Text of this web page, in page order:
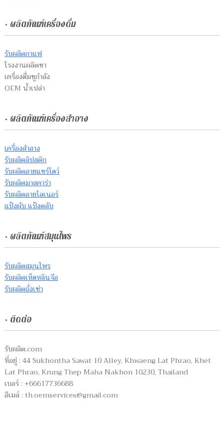
• ผลิตภัณฑ์เครื่องดื่ม
รับผลิตกาแฟ
โรงงานผลิตชา
เครื่องดื่มชูกำลัง
OEM น้ำเปล่า
• ผลิตภัณฑ์เครื่องสำอาง
เครื่องสำอาง
รับผลิตลิปสติก
รับผลิตอายแชร์โดว์
รับผลิตมาสคาร่า
รับผลิตอายไลเนอร์
แป้งผับ แป้งตลับ
• ผลิตภัณฑ์สมุนไพร
รับผลิตสมุนไพร
รับผลิตเห็ดหลินจือ
รับผลิตถั่งเช่า
• ติดต่อ
รับผลิต.com
ที่อยู่ : 44 Sukhontha Sawat 10 Alley, Khwaeng Lat Phrao, Khet
Lat Phrao, Krung Thep Maha Nakhon 10230, Thailand
เบอร์ : +66617736688
อีเมล์ : th.oemservices@gmail.com